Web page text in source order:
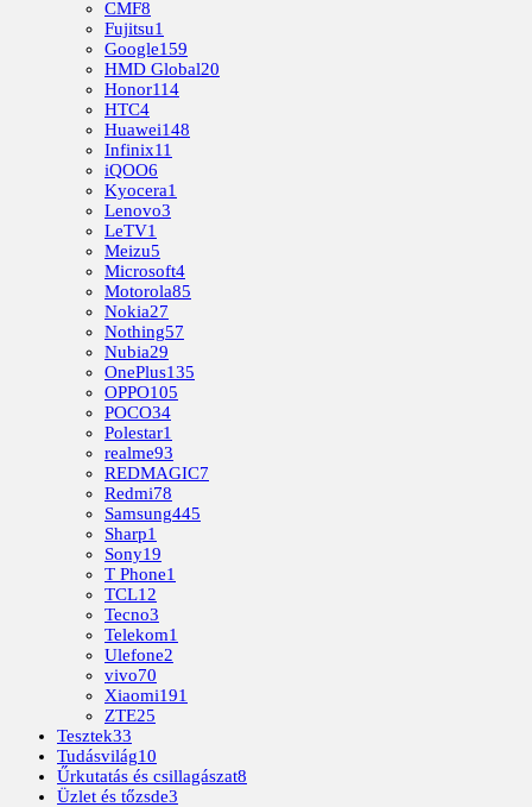
CMF8
Fujitsu1
Google159
HMD Global20
Honor114
HTC4
Huawei148
Infinix11
iQOO6
Kyocera1
Lenovo3
LeTV1
Meizu5
Microsoft4
Motorola85
Nokia27
Nothing57
Nubia29
OnePlus135
OPPO105
POCO34
Polestar1
realme93
REDMAGIC7
Redmi78
Samsung445
Sharp1
Sony19
T Phone1
TCL12
Tecno3
Telekom1
Ulefone2
vivo70
Xiaomi191
ZTE25
Tesztek33
Tudásvilág10
Űrkutatás és csillagászat8
Üzlet és tőzsde3